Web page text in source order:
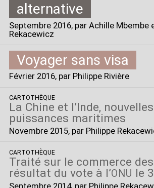
alternative
Septembre 2016, par Achille Mbembe
Rekacewicz
Voyager sans visa
Février 2016, par Philippe Rivière
CARTOTHÈQUE
La Chine et l’Inde, nouvelles
puissances maritimes
Novembre 2015, par Philippe
CARTOTHÈQUE
Traité sur le commerce
résultat du vote à l’ONU le
Septembre 2014, par Philippe